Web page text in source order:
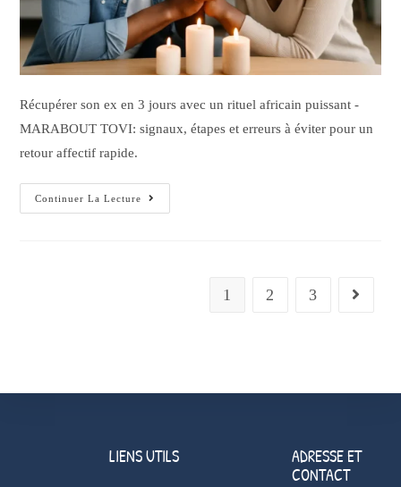
Récupérer son ex en 3 jours avec un rituel africain puissant -
MARABOUT TOVI: signaux, étapes et erreurs à éviter pour un
retour affectif rapide.
Continuer La Lecture
1 2 3
LIENS UTILS
ADRESSE ET
CONTACT